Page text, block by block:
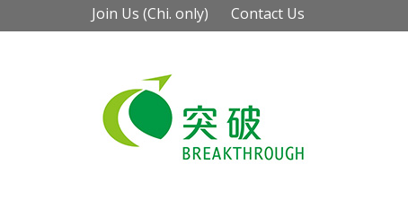
Join Us (Chi. only) Contact Us